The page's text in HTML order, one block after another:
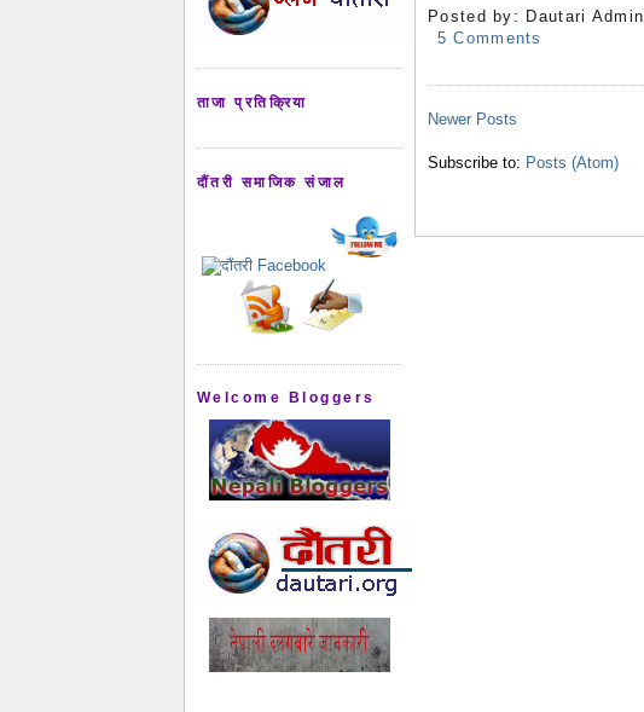
ताजा प्रतिक्रिया
दौंतरी समाजिक संजाल
Welcome Bloggers
Posted by: Dautari Admin
5 Comments
Newer Posts
Subscribe to: Posts (Atom)